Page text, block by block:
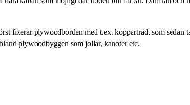
fixerar plywoodborden med t.ex. koppartråd, som sedan
plywoodbyggen som jollar, kanoter etc.